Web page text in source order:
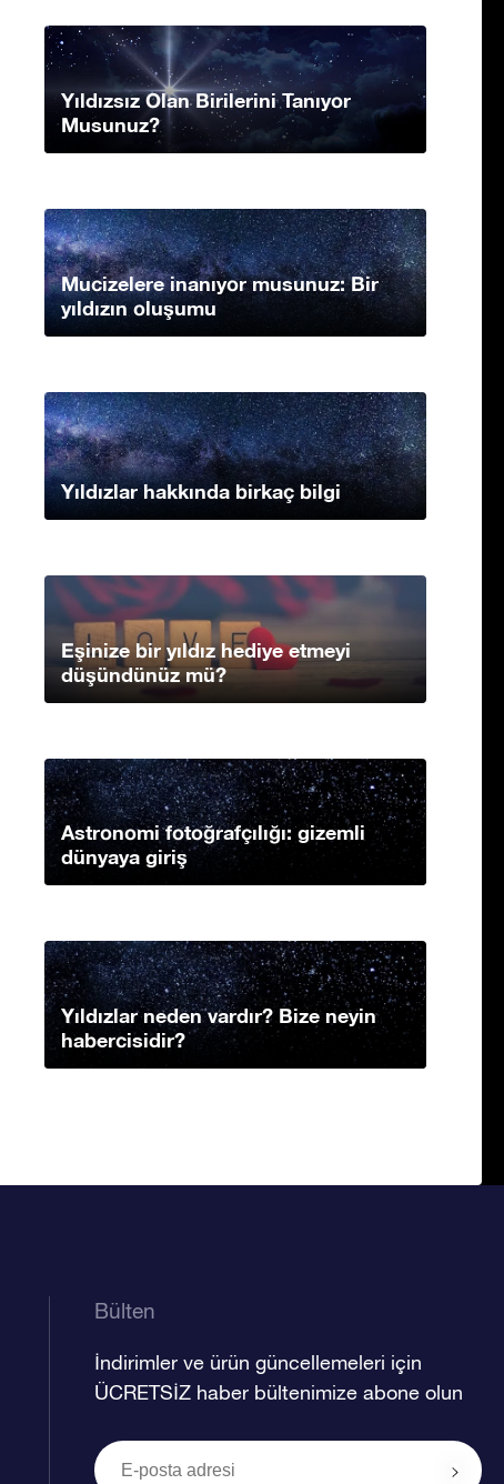
Yıldızsız Olan Birilerini Tanıyor
Musunuz?
Mucizelere inanıyor musunuz: Bir
yıldızın oluşumu
Yıldızlar hakkında birkaç bilgi
Eşinize bir yıldız hediye etmeyi
düşündünüz mü?
Astronomi fotoğrafçılığı: gizemli
dünyaya giriş
Yıldızlar neden vardır? Bize neyin
habercisidir?
Bülten
İndirimler ve ürün güncellemeleri için
ÜCRETSİZ haber bültenimize abone olun